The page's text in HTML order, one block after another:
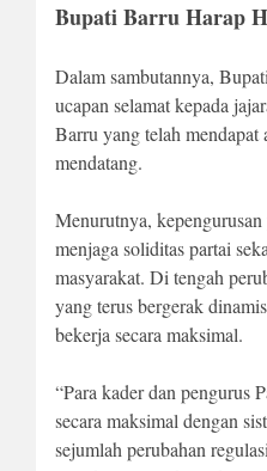
Bupati Barru Harap
Dalam sambutannya,
ucapan selamat kepada
Barru yang telah
mendatang.
Menurutnya,
menjaga soliditas partai
masyarakat. Di tengah
yang terus bergerak
bekerja secara maksimal.
“Para kader dan pengurus
secara maksimal dengan
sejumlah perubahan